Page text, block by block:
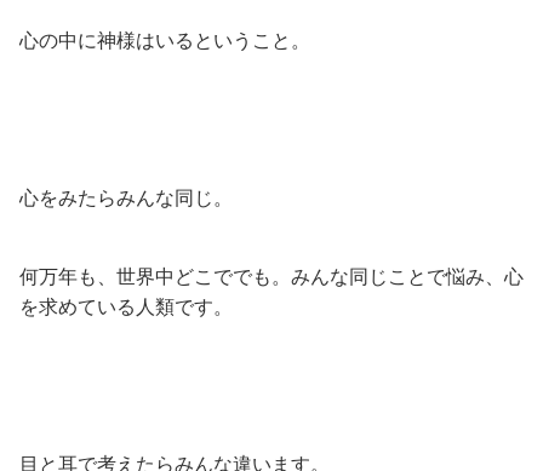
心の中に神様はいるということ。
心をみたらみんな同じ。
何万年も、世界中どこででも。みんな同じことで悩み、心
を求めている人類です。
目と耳で考えたらみんな違います。